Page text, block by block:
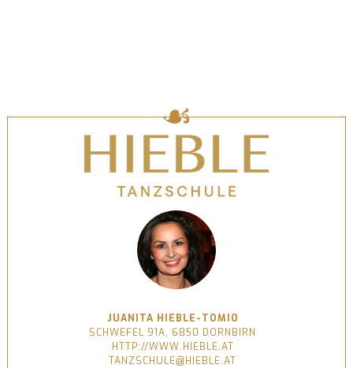
JUANITA HIEBLE-TOMIO
SCHWEFEL 91A, 6850 DORNBIRN
HTTP://WWW.HIEBLE.AT
TANZSCHULE@HIEBLE.AT